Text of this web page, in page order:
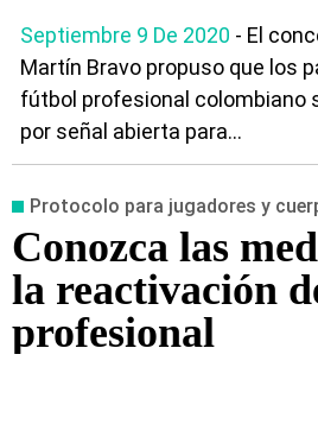
Septiembre 9 De 2020 - El
Martín Bravo propuso que los
fútbol profesional colombiano
por señal abierta para...
Protocolo para jugadores y
Conozca las
la reactivación
profesional